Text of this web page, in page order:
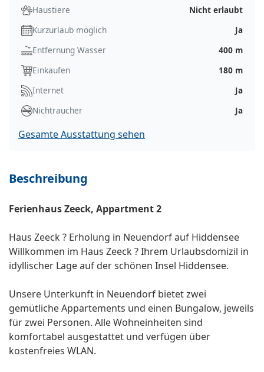
Haustiere
Nicht erlaubt
Kurzurlaub möglich
Ja
Entfernung Wasser
400 m
Einkaufen
180 m
Internet
Ja
Nichtraucher
Ja
Gesamte Ausstattung sehen
Beschreibung
Ferienhaus Zeeck, Appartment 2
Haus Zeeck ? Erholung in Neuendorf auf Hiddensee
Willkommen im Haus Zeeck ? Ihrem Urlaubsdomizil in
idyllischer Lage auf der schönen Insel Hiddensee.
Unsere Unterkunft in Neuendorf bietet zwei
gemütliche Appartements und einen Bungalow, jeweils
für zwei Personen. Alle Wohneinheiten sind
komfortabel ausgestattet und verfügen über
kostenfreies WLAN.